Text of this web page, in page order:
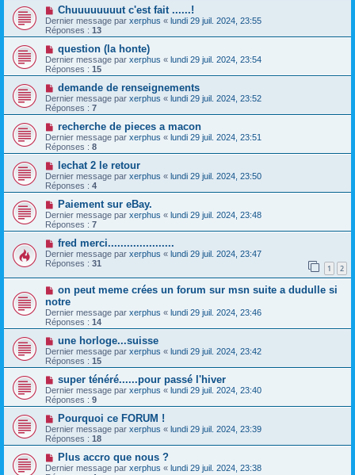
Chuuuuuuuut c'est fait ......!
Dernier message par xerphus « lundi 29 juil. 2024, 23:55
Réponses : 13
question (la honte)
Dernier message par xerphus « lundi 29 juil. 2024, 23:54
Réponses : 15
demande de renseignements
Dernier message par xerphus « lundi 29 juil. 2024, 23:52
Réponses : 7
recherche de pieces a macon
Dernier message par xerphus « lundi 29 juil. 2024, 23:51
Réponses : 8
lechat 2 le retour
Dernier message par xerphus « lundi 29 juil. 2024, 23:50
Réponses : 4
Paiement sur eBay.
Dernier message par xerphus « lundi 29 juil. 2024, 23:48
Réponses : 7
fred merci.....................
Dernier message par xerphus « lundi 29 juil. 2024, 23:47
Réponses : 31 1 2
on peut meme crées un forum sur msn suite a dudulle si
notre
Dernier message par xerphus « lundi 29 juil. 2024, 23:46
Réponses : 14
une horloge...suisse
Dernier message par xerphus « lundi 29 juil. 2024, 23:42
Réponses : 15
super ténéré......pour passé l'hiver
Dernier message par xerphus « lundi 29 juil. 2024, 23:40
Réponses : 9
Pourquoi ce FORUM !
Dernier message par xerphus « lundi 29 juil. 2024, 23:39
Réponses : 18
Plus accro que nous ?
Dernier message par xerphus « lundi 29 juil. 2024, 23:38